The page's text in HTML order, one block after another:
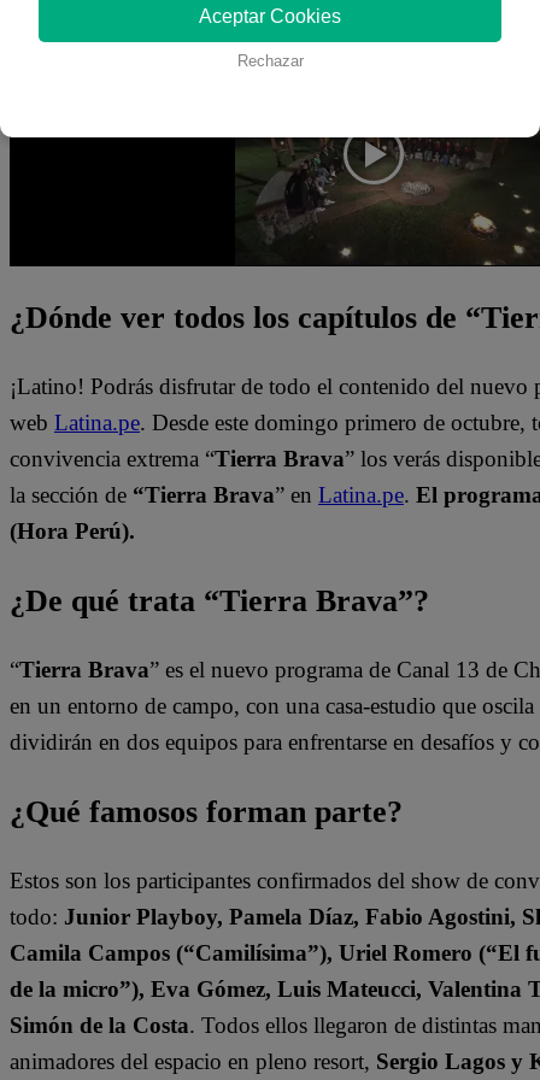
Mira el momento completo dándole clic al video en la
¿Dónde ver todos los capítulos de
¡Latino! Podrás disfrutar de todo el contenido del nuevo
web Latina.pe. Desde este domingo primero de
convivencia extrema “Tierra Brava” los verás
la sección de “Tierra Brava” en Latina.pe. El
(Hora Perú).
¿De qué trata “Tierra Brava”?
“Tierra Brava” es el nuevo programa de Canal 13 de
en un entorno de campo, con una casa-estudio que
dividirán en dos equipos para enfrentarse en desafíos y
¿Qué famosos forman parte?
Estos son los participantes confirmados del show de
todo: Junior Playboy, Pamela Díaz, Fabio Agostini,
Camila Campos (“Camilísima”), Uriel Romero (“El
de la micro”), Eva Gómez, Luis Mateucci, Valentina
Simón de la Costa. Todos ellos llegaron de distintas
animadores del espacio en pleno resort, Sergio Lagos y
Aceptar Cookies
Rechazar